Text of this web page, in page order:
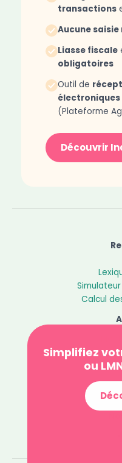
transactions
Aucune saisie
Liasse fiscale
obligatoires
Outil de
électroniques
(Plateforme
Découvrir
Calcul
Politique
Simplifiez
ou